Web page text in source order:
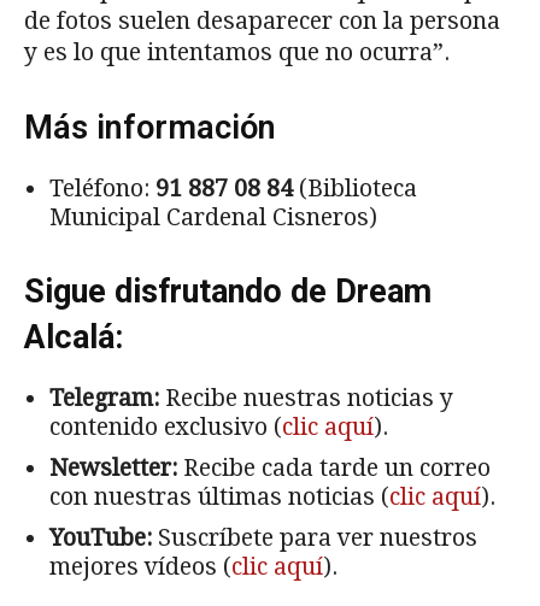
de fotos suelen desaparecer con la persona
y es lo que intentamos que no ocurra”.
Más información
Teléfono: 91 887 08 84(Biblioteca
Municipal Cardenal Cisneros)
Sigue disfrutando de Dream
Alcalá:
Telegram: Recibe nuestras noticias y
contenido exclusivo (clic aquí).
Newsletter: Recibe cada tarde un correo
con nuestras últimas noticias (clic aquí).
YouTube: Suscríbete para ver nuestros
mejores vídeos (clic aquí).